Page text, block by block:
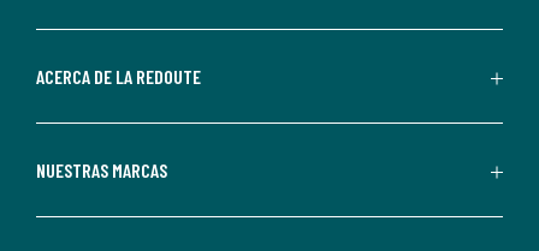
parte
Redoute.
de
ACERCA DE LA REDOUTE
NUESTRAS MARCAS